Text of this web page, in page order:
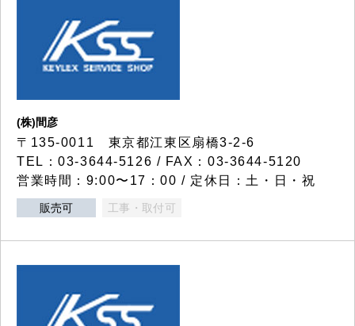
(株)間彦
〒135-0011 東京都江東区扇橋3-2-6
TEL：03-3644-5126 / FAX：03-3644-5120
営業時間：9:00〜17：00 / 定休日：土・日・祝
販売可 工事・取付可